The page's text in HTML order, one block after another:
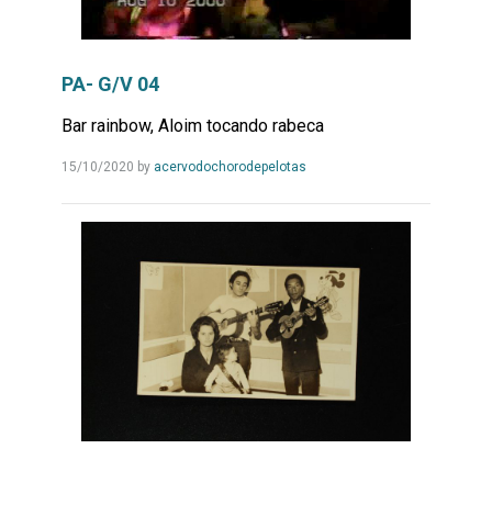
PA- G/V 04
Bar rainbow, Aloim tocando rabeca
15/10/2020 by acervodochorodepelotasLeia